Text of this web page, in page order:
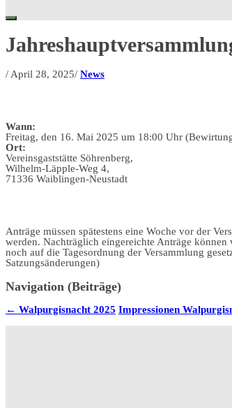
/ April 28, 2025/ News
Wann:
Freitag, den 16. Mai 2025 um 18:00 Uhr
Ort:
Vereinsgaststätte Söhrenberg,
Wilhelm-Läpple-Weg 4,
71336 Waiblingen-Neustadt
Anträge müssen spätestens eine Woche vor der
werden. Nachträglich eingereichte Anträge
noch auf die Tagesordnung der Versammlung
Satzungsänderungen)
Navigation (Beiträge)
← Walpurgisnacht 2025 Impressionen